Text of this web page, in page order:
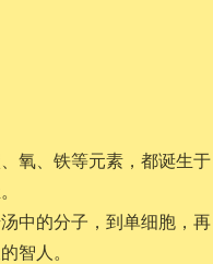
氧、铁等元素，都诞生于
中的分子，到单细胞，再
智人。